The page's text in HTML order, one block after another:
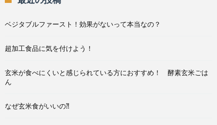
ベジタブルファースト！効果がないって本当なの？
超加工食品に気を付けよう！
玄米が食べにくいと感じられている方におすすめ！ 酵素玄米ごは
ん
なぜ玄米食がいいの⁈